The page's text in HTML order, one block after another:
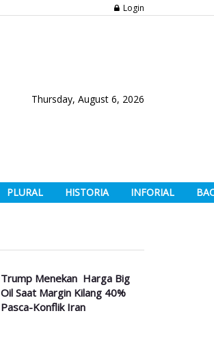
Login
Thursday, August 6, 2026
PLURAL HISTORIA INFORIAL
Trump Menekan Harga Big
Oil Saat Margin Kilang 40%
Pasca-Konflik Iran